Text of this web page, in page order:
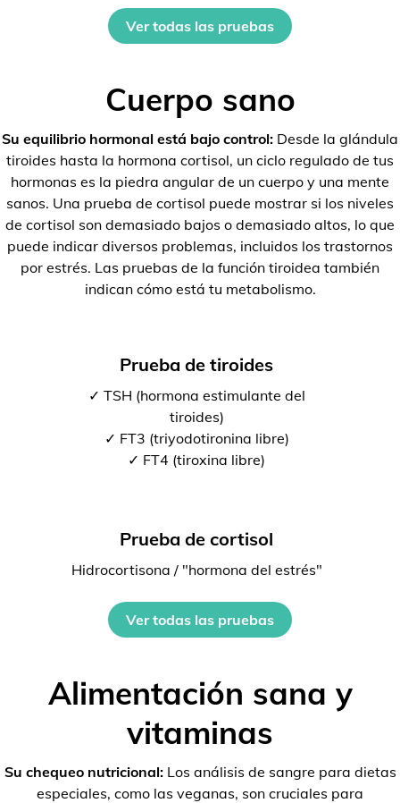
Ver todas las pruebas
Cuerpo sano
Su equilibrio hormonal está bajo control: Desde la glándula
tiroides hasta la hormona cortisol, un ciclo regulado de tus
hormonas es la piedra angular de un cuerpo y una mente
sanos. Una prueba de cortisol puede mostrar si los niveles
de cortisol son demasiado bajos o demasiado altos, lo que
puede indicar diversos problemas, incluidos los trastornos
por estrés. Las pruebas de la función tiroidea también
indican cómo está tu metabolismo.
Prueba de tiroides
✓ TSH (hormona estimulante del
tiroides)
✓ FT3 (triyodotironina libre)
✓ FT4 (tiroxina libre)
Prueba de cortisol
Hidrocortisona / "hormona del estrés"
Ver todas las pruebas
Alimentación sana y
vitaminas
Su chequeo nutricional:Los análisis de sangre para dietas
especiales, como las veganas, son cruciales para